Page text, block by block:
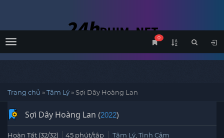
Menu
0
Trang chủ »Tâm Lý»Sợi Dây Hoàng Lan
Sợi Dây Hoàng Lan (2022)
Hoàn Tất (32/32) 45 phút/tập Tâm Lý Tình Cảm